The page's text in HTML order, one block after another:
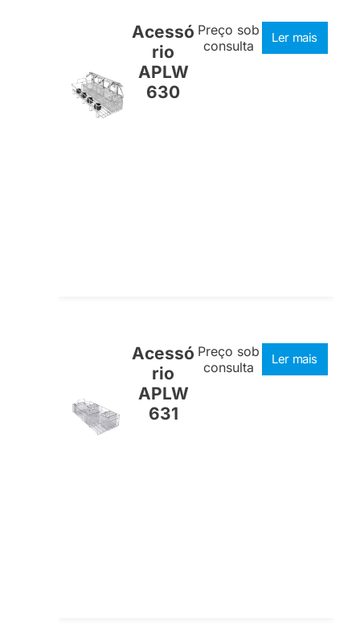
Acessó
rio
APLW
630
Preço sob
consulta
Ler mais
Acessó
rio
APLW
631
Preço sob
consulta
Ler mais